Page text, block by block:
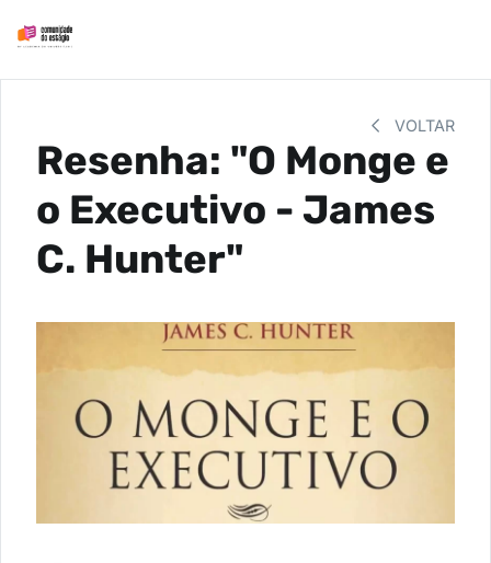
VOLTAR
Resenha: "O Monge e
o Executivo - James
C. Hunter"